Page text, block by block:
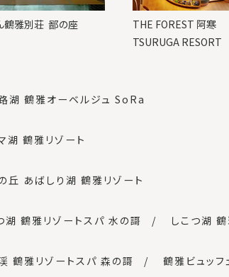
鶴雅別荘 鄙の座
THE FOREST 阿寒
TSURUGA RESORT
湖 鶴雅オーベルジュ SoRa
湖 鶴雅リゾート
丘 あばしり湖 鶴雅リゾート
湖 鶴雅リゾートスパ 水の謌 しこつ湖
鶴雅リゾートスパ 森の謌 鶴雅ビュッフ